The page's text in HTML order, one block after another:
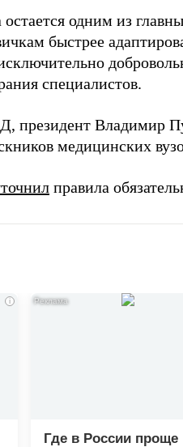
одним из
быстрее
специалистов.
президент Владимир
медицинских
правила
i
Где в России проще